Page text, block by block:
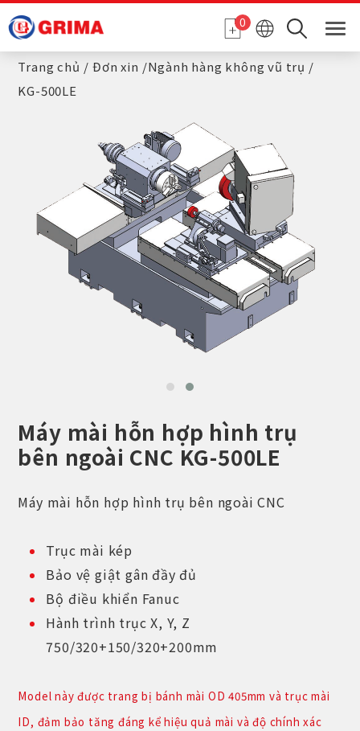
0
Trang chủ Đơn xin
Ngành hàng không vũ trụ
KG-500LE
Máy mài hỗn hợp hình trụ
bên ngoài CNC KG-500LE
Máy mài hỗn hợp hình trụ bên ngoài CNC
Trục mài kép
Bảo vệ giật gân đầy đủ
Bộ điều khiển Fanuc
Hành trình trục X, Y, Z
750/320+150/320+200mm
Model này được trang bị bánh mài OD 405mm và trục mài
ID, đảm bảo tăng đáng kể hiệu quả mài và độ chính xác
Bảng quản lý cookie